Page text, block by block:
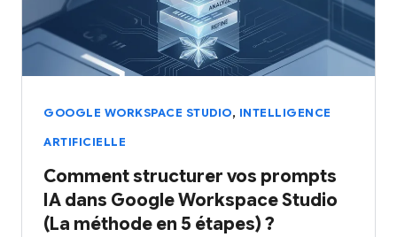
GOOGLE WORKSPACE STUDIO, INTELLIGENCE
ARTIFICIELLE
Comment structurer vos prompts
IA dans Google Workspace Studio
(La méthode en 5 étapes) ?